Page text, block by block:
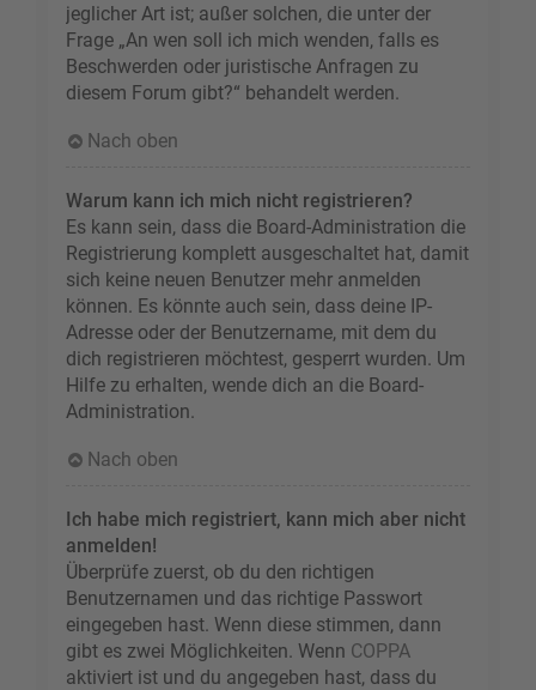
jeglicher Art ist; außer solchen, die unter der
Frage „An wen soll ich mich wenden, falls es
Beschwerden oder juristische Anfragen zu
diesem Forum gibt?“ behandelt werden.
Nach oben
Warum kann ich mich nicht registrieren?
Es kann sein, dass die Board-Administration die
Registrierung komplett ausgeschaltet hat, damit
sich keine neuen Benutzer mehr anmelden
können. Es könnte auch sein, dass deine IP-
Adresse oder der Benutzername, mit dem du
dich registrieren möchtest, gesperrt wurden. Um
Hilfe zu erhalten, wende dich an die Board-
Administration.
Nach oben
Ich habe mich registriert, kann mich aber nicht
anmelden!
Überprüfe zuerst, ob du den richtigen
Benutzernamen und das richtige Passwort
eingegeben hast. Wenn diese stimmen, dann
gibt es zwei Möglichkeiten. Wenn COPPA
aktiviert ist und du angegeben hast, dass du